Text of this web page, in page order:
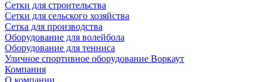
Сетки для строительства
Сетки для сельского хозяйства
Сетка для производства
Оборудование для волейбола
Оборудование для тенниса
Уличное спортивное оборудование Воркаут
Компания
О компании